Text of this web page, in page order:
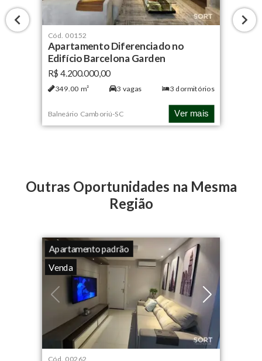
Cód. 00152
Apartamento Diferenciado no
Edifício Barcelona Garden
R$ 4.200.000,00
349.00 m² 3 vagas 3 dormitórios
Balneário Camboriú-SC Ver mais
Outras Oportunidades na Mesma
Região
Apartamento padrão
Venda
Cód. 00262